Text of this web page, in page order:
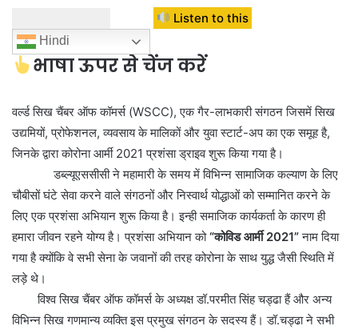
Listen to this
Hindi
भाषा ऊपर से चेंज करें
वर्ल्ड सिख चैंबर ऑफ कॉमर्स (WSCC), एक गैर-लाभकारी संगठन जिसमें सिख
उद्यमियों, प्रोफेशनल, व्यवसाय के मालिकों और युवा स्टार्ट-अप का एक समूह है,
जिनके द्वारा कोरोना आर्मी 2021 प्रशंसा ड्राइव शुरू किया गया है।
डब्ल्यूएससीसी ने महामारी के समय में विभिन्न सामाजिक कल्याण के लिए
चौबीसों घंटे सेवा करने वाले संगठनों और निस्वार्थ योद्धाओं को सम्मानित करने के
लिए एक प्रशंसा अभियान शुरू किया है। इन्ही समाजिक कार्यकर्ता के कारण ही
हमारा जीवन रहने योग्य है। प्रशंसा अभियान को“कोविड आर्मी 2021”नाम दिया
गया है क्योंकि वे सभी सेना के जवानों की तरह कोरोना के साथ युद्ध जैसी स्थिति में
लड़े थे।
विश्व सिख चैंबर ऑफ कॉमर्स के अध्यक्ष डॉ.परमीत सिंह चड्ढा हैं और अन्य
विभिन्न सिख गणमान्य व्यक्ति इस प्रमुख संगठन के सदस्य हैं। डॉ.चड्ढा ने सभी